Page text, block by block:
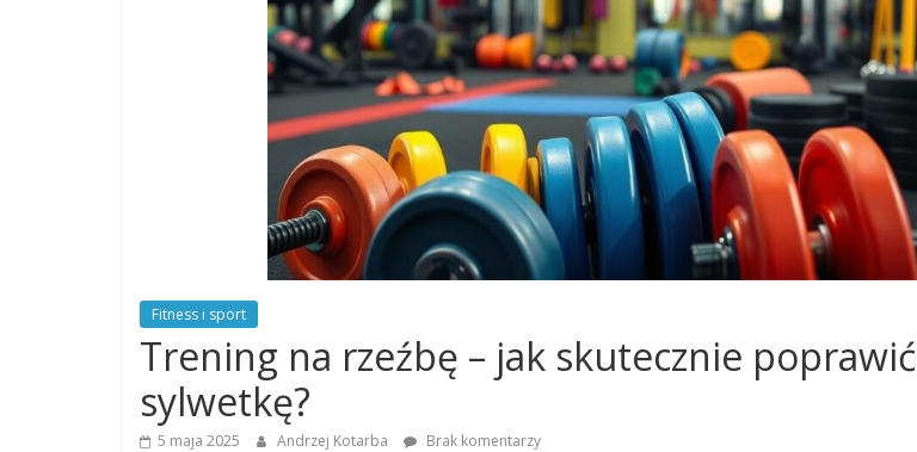
Fitness i sport
Trening na rzeźbę – jak skutecznie poprawić
sylwetkę?
5 maja 2025 Andrzej Kotarba Brak komentarzy